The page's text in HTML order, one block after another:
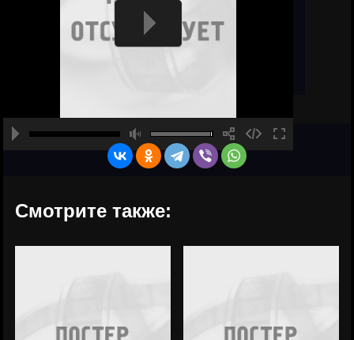
Смотрите также: